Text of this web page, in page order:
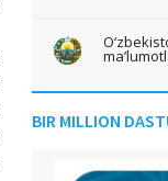
BIR MILLION